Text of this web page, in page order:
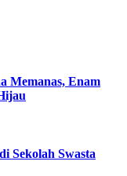
Memanas, Enam
Sekolah Swasta